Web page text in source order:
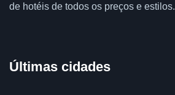
de hotéis de todos os preços e estilos.
Últimas cidades